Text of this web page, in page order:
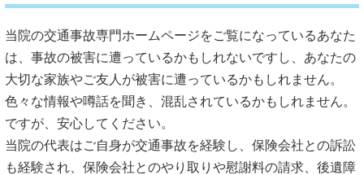
当院の交通事故専門ホームページをご覧になっているあなた
は、事故の被害に遭っているかもしれないですし、あなたの
大切な家族やご友人が被害に遭っているかもしれません。
色々な情報や噂話を聞き、混乱されているかもしれません。
ですが、安心してください。
当院の代表はご自身が交通事故を経験し、保険会社との訴訟
も経験され、保険会社とのやり取りや慰謝料の請求、後遺障